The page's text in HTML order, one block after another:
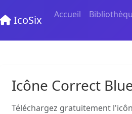
IcoSix Accueil
Icône Correct
Téléchargez gratuitement